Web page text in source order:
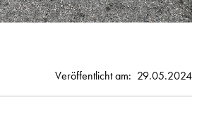
Veröffentlicht am: 29.05.2024